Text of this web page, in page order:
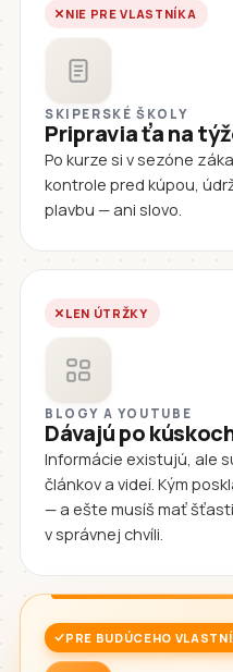
NIE PRE VLASTNÍKA
SKIPERSKÉ ŠKOLY
Pripravia ťa na
Po kurze si v sezóne
kontrole pred kúpou,
plavbu — ani slovo.
LEN ÚTRŽKY
BLOGY A YOUTUBE
Dávajú po
Informácie existujú, ale
článkov a videí. Kým
— a ešte musíš mať
v správnej chvíli.
PRE BUDÚCEHO